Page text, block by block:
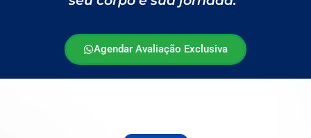
Agendar Avaliação Exclusiva